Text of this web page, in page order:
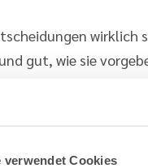
verwendet Cookies
wirklich
gut, wie sie
häufig nach
30 % der
Es bleibt ein